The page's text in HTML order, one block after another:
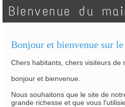
BIenvenue du
Bonjour et bienvenue sur
Chers habitants, chers visiteurs de
bonjour et bienvenue.
Nous souhaitons que le site de
grande richesse et que vous